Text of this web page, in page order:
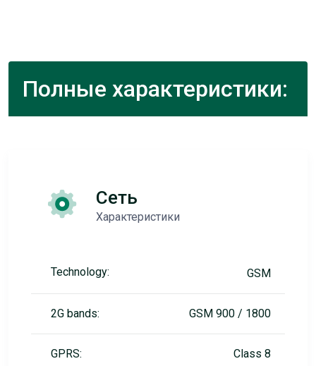
Полные характеристики:
Сеть
Характеристики
Technology: GSM
2G bands: GSM 900 / 1800
GPRS: Class 8